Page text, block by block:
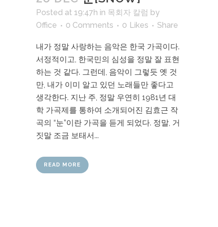
Posted at 19:47h in 목회자 칼럼 by
Office
0 Comments 0 Likes Share
내가 정말 사랑하는 음악은 한국 가곡이다.
서정적이고, 한국민의 심성을 정말 잘 표현
하는 것 같다. 그런데, 음악이 그렇듯 옛 것
만, 내가 이미 알고 있던 노래들만 좋다고
생각한다. 지난 주, 정말 우연히 1981년 대
학 가곡제를 통하여 소개되어진 김효근 작
곡의 “눈”이란 가곡을 듣게 되었다. 정말, 거
짓말 조금 보태서...
READ MORE